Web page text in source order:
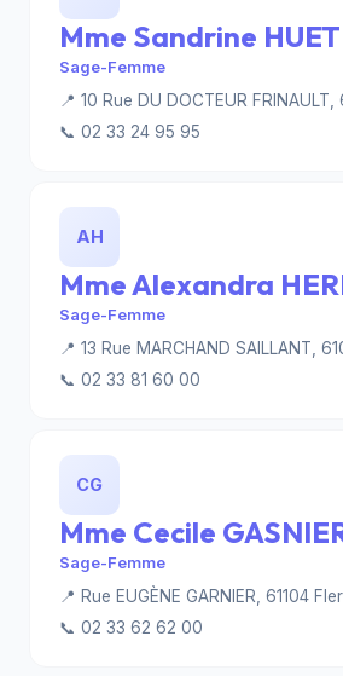
Mme Sandrine HUET
Sage-Femme
📍 10 Rue DU DOCTEUR FRINAULT,
📞 02 33 24 95 95
AH
Mme Alexandra
Sage-Femme
📍 13 Rue MARCHAND SAILLANT,
📞 02 33 81 60 00
CG
Mme Cecile
Sage-Femme
📍 Rue EUGÈNE GARNIER, 61104
📞 02 33 62 62 00